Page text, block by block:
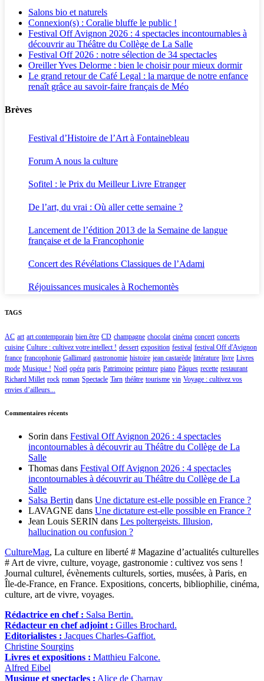
Salons bio et naturels
Connexion(s) : Coralie bluffe le public !
Festival Off Avignon 2026 : 4 spectacles incontournables à
découvrir au Théâtre du Collège de La Salle
Festival Off 2026 : notre sélection de 34 spectacles
Oreiller Yves Delorme : bien le choisir pour mieux dormir
Le grand retour de Café Legal : la marque de notre enfance
renaît grâce au savoir-faire français de Méo
Brèves
Festival d’Histoire de l’Art à Fontainebleau
Forum A nous la culture
Sofitel : le Prix du Meilleur Livre Etranger
De l’art, du vrai : Où aller cette semaine ?
Lancement de l’édition 2013 de la Semaine de langue
française et de la Francophonie
Concert des Révélations Classiques de l’Adami
Réjouissances musicales à Rochemontès
TAGS
AC art art contemporain bien être CD champagne chocolat cinéma concert concerts
cuisine Culture : cultivez votre intellect ! dessert exposition festival festival Off d'Avignon
france francophonie Gallimard gastronomie histoire jean castarède littérature livre Livres
mode Musique ! Noël opéra paris Patrimoine peinture piano Pâques recette restaurant
Richard Millet rock roman Spectacle Tarn théâtre tourisme vin Voyage : cultivez vos
envies d’ailleurs...
Commentaires récents
Sorin dans Festival Off Avignon 2026 : 4 spectacles
incontournables à découvrir au Théâtre du Collège de La
Salle
Thomas dans Festival Off Avignon 2026 : 4 spectacles
incontournables à découvrir au Théâtre du Collège de La
Salle
Salsa Bertin dans Une dictature est-elle possible en France ?
LAVAGNE dans Une dictature est-elle possible en France ?
Jean Louis SERIN dans Les poltergeists. Illusion,
hallucination ou confusion ?
CultureMag, La culture en liberté # Magazine d’actualités culturelles
# Art de vivre, culture, voyage, gastronomie : cultivez vos sens !
Journal culturel, évènements culturels, sorties, musées, à Paris, en
Île-de-France, en France. Expositions, concerts, bibliophilie, cinéma,
culture, art de vivre, voyages.
Rédactrice en chef : Salsa Bertin.
Rédacteur en chef adjoint : Gilles Brochard.
Editorialistes : Jacques Charles-Gaffiot.
Christine Sourgins
Livres et expositions : Matthieu Falcone.
Alfred Eibel
Musique et spectacles : Alice de Charnay